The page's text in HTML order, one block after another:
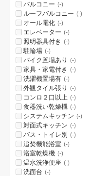
バルコニー (-)
ルーフバルコニー (-)
オール電化 (-)
エレベーター (-)
照明器具付き (-)
駐輪場 (-)
バイク置場あり (-)
家具・家電付き (-)
洗濯機置場有 (-)
外観タイル張り (-)
コンロ２口以上 (-)
食器洗い乾燥機 (-)
システムキッチン (-)
対面式キッチン (-)
バス・トイレ別 (-)
追焚機能浴室 (-)
浴室乾燥機 (-)
温水洗浄便座 (-)
洗面台 (-)